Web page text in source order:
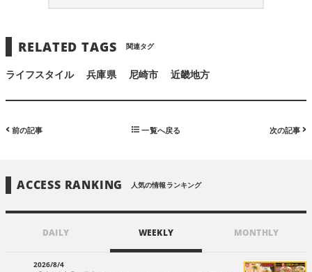
RELATED TAGS 関連タグ
ライフスタイル 兵庫県 尼崎市 近畿地方
前の記事 一覧へ戻る 次の記事
ACCESS RANKING 人気の情報ランキング
DAILY WEEKLY MONTHLY
2026/8/4